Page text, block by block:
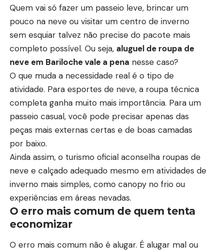
Quem vai só fazer um passeio leve, brincar um
pouco na neve ou visitar um centro de inverno
sem esquiar talvez não precise do pacote mais
completo possível. Ou seja, aluguel de roupa de
neve em Bariloche vale a pena nesse caso?
O que muda a necessidade real é o tipo de
atividade. Para esportes de neve, a roupa técnica
completa ganha muito mais importância. Para um
passeio casual, você pode precisar apenas das
peças mais externas certas e de boas camadas
por baixo.
Ainda assim, o turismo oficial aconselha roupas de
neve e calçado adequado mesmo em atividades de
inverno mais simples, como canopy no frio ou
experiências em áreas nevadas.
O erro mais comum de quem tenta
economizar
O erro mais comum não é alugar. É alugar mal ou